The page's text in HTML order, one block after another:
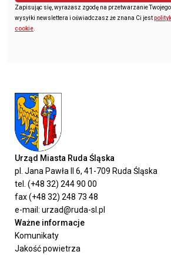
Zapisując się, wyrażasz zgodę na przetwarzanie
wysyłki newslettera i oświadczasz że znana Ci jest
cookie.
Urząd Miasta Ruda Śląska
pl. Jana Pawła II 6, 41-709 Ruda Śląska
tel. (+48 32) 244 90 00
fax (+48 32) 248 73 48
e-mail: urzad@ruda-sl.pl
Ważne informacje
Komunikaty
Jakość powietrza